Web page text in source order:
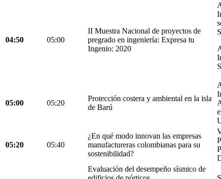
04:50 05:00
II Muestra Nacional de proyectos de
pregrado en ingeniería: Expresa tu
Ingenio: 2020
05:00 05:20
Protección costera y ambiental en la isla
de Barú
05:20 05:40
¿En qué modo innovan las empresas
manufactureras colombianas para su
sostenibilidad?
Evaluación del desempeño sísmico de